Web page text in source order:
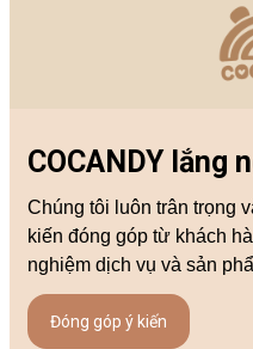
COCANDY lắng
Chúng tôi luôn trân trọng
kiến đóng góp từ khách
nghiệm dịch vụ và sản
Đóng góp ý kiến